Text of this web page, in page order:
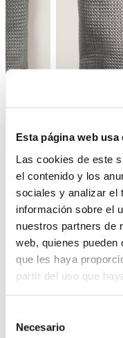
Esta página web usa
Las cookies de este
el contenido y los
sociales y analizar el
información sobre el
nuestros partners de
web, quienes pueden
que les haya
partir del uso que
Necesario
Enrere Següent